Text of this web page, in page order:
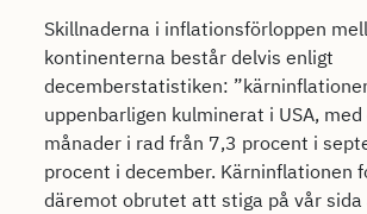
Skillnaderna i inflationsförloppen
kontinenterna består delvis enligt
decemberstatistiken:
uppenbarligen kulminerat i USA,
månader i rad från 7,3 procent i
procent i december. Kärninflationen
däremot obrutet att stiga på vår sida